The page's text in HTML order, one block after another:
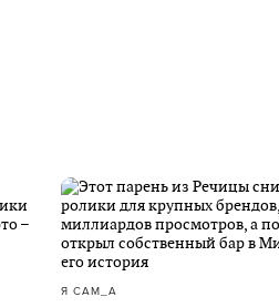
Я САМ_А